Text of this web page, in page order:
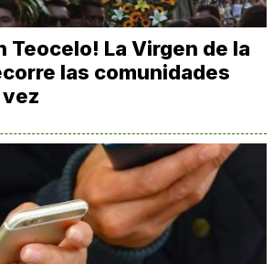
Teocelo! La Virgen de la
las comunidades